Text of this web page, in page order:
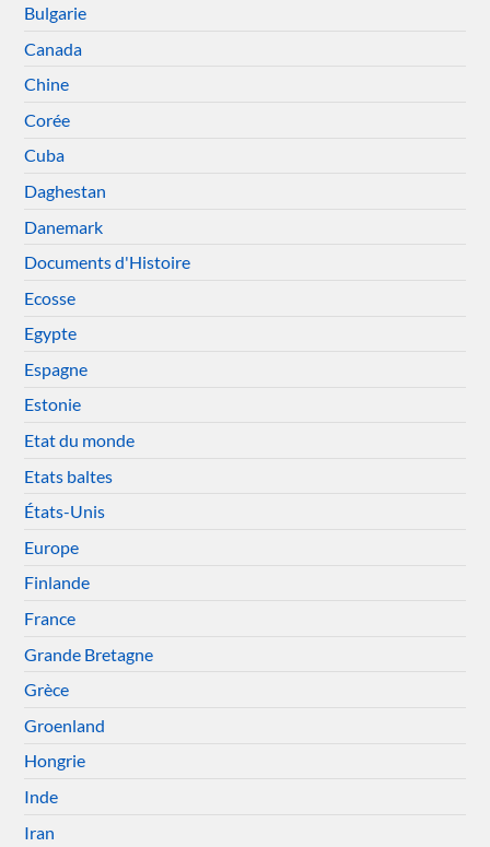
Bulgarie
Canada
Chine
Corée
Cuba
Daghestan
Danemark
Documents d'Histoire
Ecosse
Egypte
Espagne
Estonie
Etat du monde
Etats baltes
États-Unis
Europe
Finlande
France
Grande Bretagne
Grèce
Groenland
Hongrie
Inde
Iran